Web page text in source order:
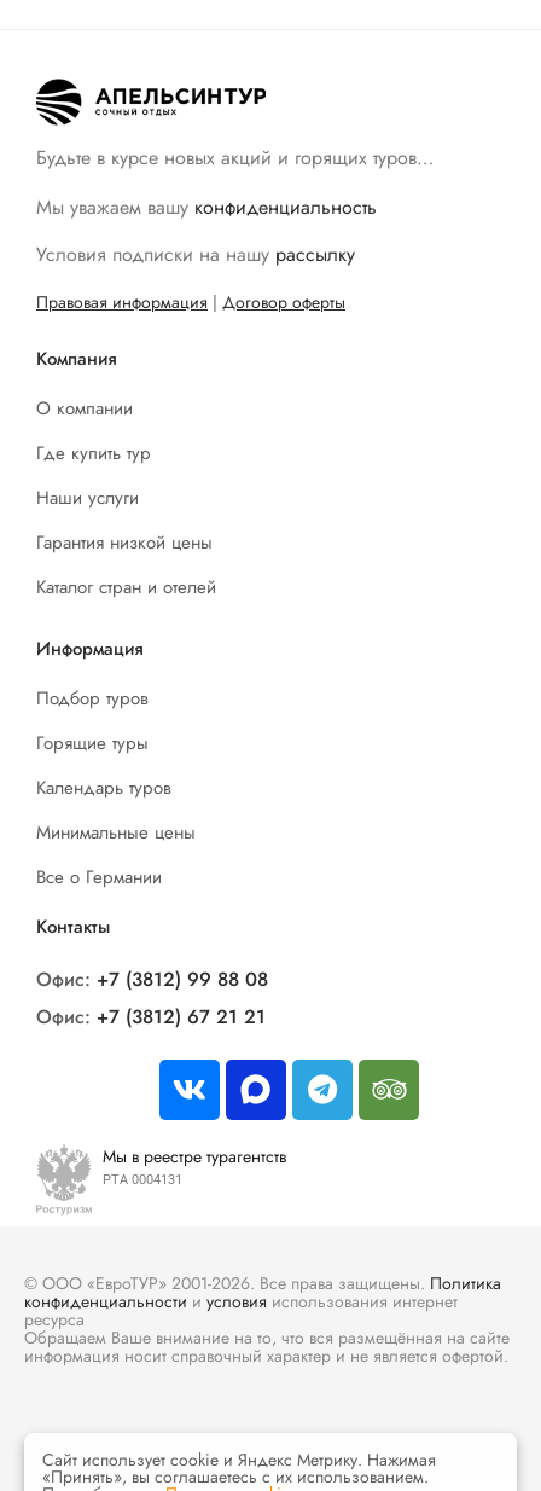
Будьте в курсе новых акций и горящих туров…
Мы уважаем вашу конфиденциальность
Условия подписки на нашу рассылку
Правовая информация | Договор оферты
Компания
О компании
Где купить тур
Наши услуги
Гарантия низкой цены
Каталог стран и отелей
Информация
Подбор туров
Горящие туры
Календарь туров
Минимальные цены
Все о Германии
Контакты
Офис: +7 (3812) 99 88 08
Офис: +7 (3812) 67 21 21
Мы в реестре турагентств
РТА 0004131
© ООО «ЕвроТУР» 2001-2026. Все права защищены. Политика
конфиденциальности и условия использования интернет
ресурса
Обращаем Ваше внимание на то, что вся размещённая на сайте
информация носит справочный характер и не является офертой.
Сайт использует cookie и Яндекс Метрику. Нажимая
«Принять», вы соглашаетесь с их использованием.